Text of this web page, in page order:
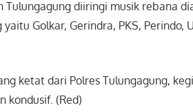
Tulungagung diiringi musik rebana
Golkar, Gerindra, PKS, Perindo,
ketat dari Polres Tulungagung,
kondusif. (Red)